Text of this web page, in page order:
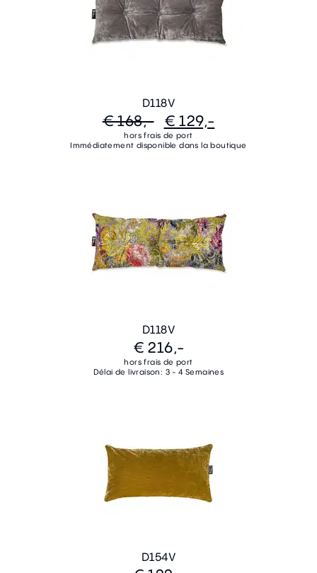
D118V
€ 168,- € 129,-
hors frais de port
Immédiatement disponible dans la boutique
D118V
€ 216,-
hors frais de port
Délai de livraison: 3 - 4 Semaines
D154V